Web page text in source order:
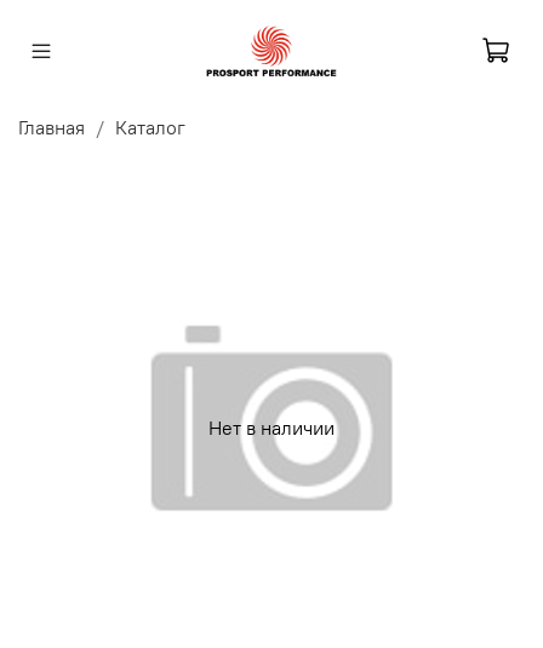
Главная Каталог
Нет в наличии